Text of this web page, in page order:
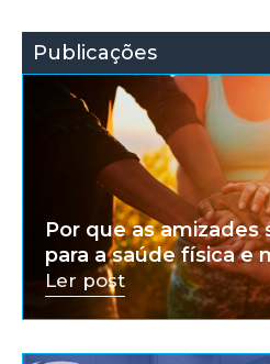
Publicações
Por que as amizades
para a saúde física e
Ler post